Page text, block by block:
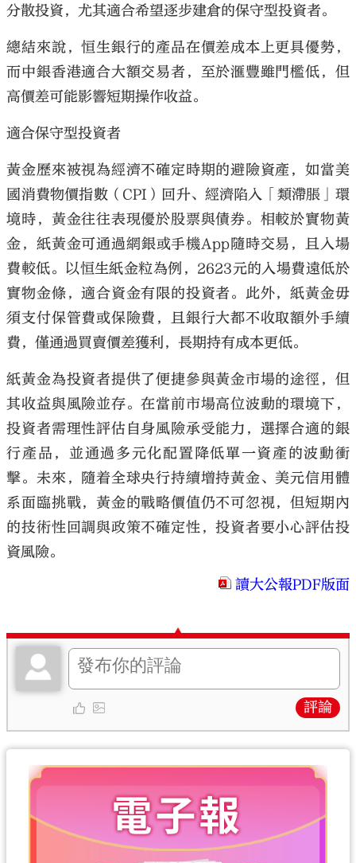
分散投資，尤其適合希望逐步建倉的保守型投資者。
總結來說，恒生銀行的產品在價差成本上更具優勢，
而中銀香港適合大額交易者，至於滙豐雖門檻低，但
高價差可能影響短期操作收益。
適合保守型投資者
黃金歷來被視為經濟不確定時期的避險資產，如當美
國消費物價指數（CPI）回升、經濟陷入「類滯脹」環
境時，黃金往往表現優於股票與債券。相較於實物黃
金，紙黃金可通過網銀或手機App隨時交易，且入場
費較低。以恒生紙金粒為例，2623元的入場費遠低於
實物金條，適合資金有限的投資者。此外，紙黃金毋
須支付保管費或保險費，且銀行大都不收取額外手續
費，僅通過買賣價差獲利，長期持有成本更低。
紙黃金為投資者提供了便捷參與黃金市場的途徑，但
其收益與風險並存。在當前市場高位波動的環境下，
投資者需理性評估自身風險承受能力，選擇合適的銀
行產品，並通過多元化配置降低單一資產的波動衝
擊。未來，隨着全球央行持續增持黃金、美元信用體
系面臨挑戰，黃金的戰略價值仍不可忽視，但短期內
的技術性回調與政策不確定性，投資者要小心評估投
資風險。
讀大公報PDF版面
評論